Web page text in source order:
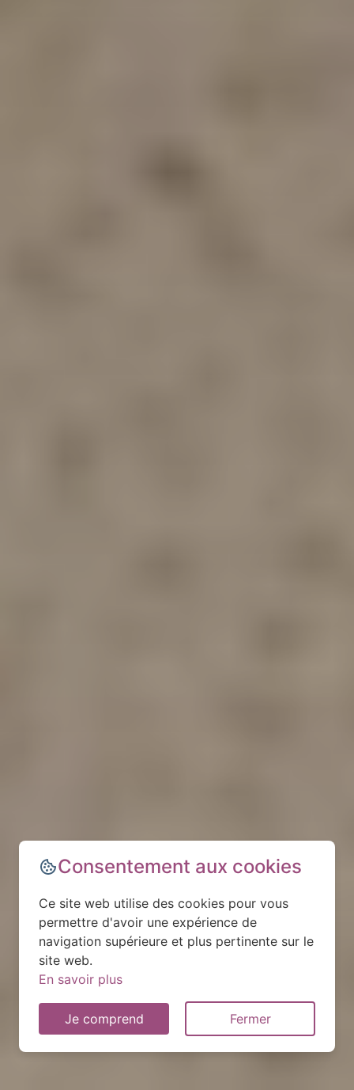
Consentement aux cookies
Ce site web utilise des cookies pour vous
permettre d'avoir une expérience de
navigation supérieure et plus pertinente sur le
site web.
En savoir plus
Je comprend Fermer